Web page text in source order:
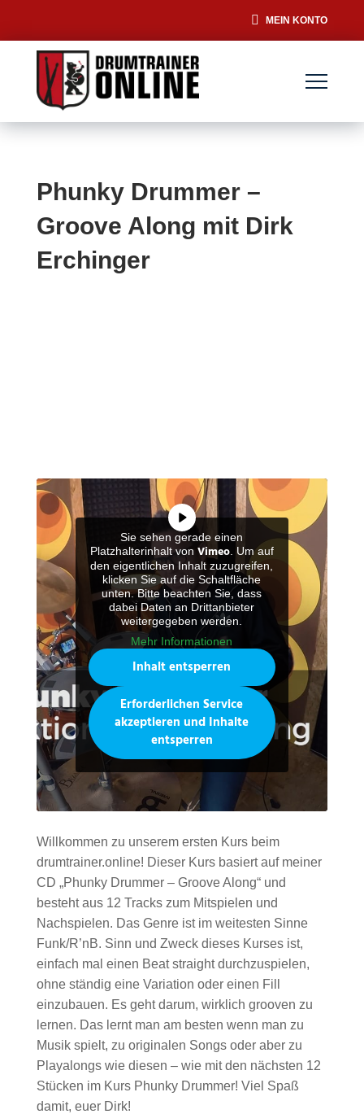
MEIN KONTO
Phunky Drummer –
Groove Along mit Dirk
Erchinger
Sie sehen gerade einen
Platzhalterinhalt von Vimeo. Um auf
den eigentlichen Inhalt zuzugreifen,
klicken Sie auf die Schaltfläche
unten. Bitte beachten Sie, dass
dabei Daten an Drittanbieter
weitergegeben werden.
Mehr Informationen
Inhalt entsperren
Erforderlichen Service
akzeptieren und Inhalte
entsperren
Willkommen zu unserem ersten Kurs beim
drumtrainer.online! Dieser Kurs basiert auf meiner
CD „Phunky Drummer – Groove Along“ und
besteht aus 12 Tracks zum Mitspielen und
Nachspielen. Das Genre ist im weitesten Sinne
Funk/R’nB. Sinn und Zweck dieses Kurses ist,
einfach mal einen Beat straight durchzuspielen,
ohne ständig eine Variation oder einen Fill
einzubauen. Es geht darum, wirklich grooven zu
lernen. Das lernt man am besten wenn man zu
Musik spielt, zu originalen Songs oder aber zu
Playalongs wie diesen – wie mit den nächsten 12
Stücken im Kurs Phunky Drummer! Viel Spaß
damit, euer Dirk!